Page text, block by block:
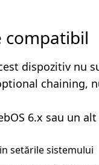
compatibil
dispozitiv nu
chaining,
6.x sau un
setările sistemului